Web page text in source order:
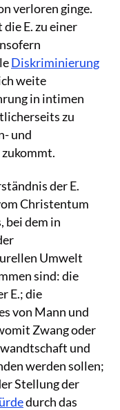
verloren ginge.
E. zu einer
Diskriminierung
weite
in intimen
zu
und
der E.
Christentum
bei dem in
Umwelt
sind: die
E.; die
von Mann und
Zwang oder
und
werden sollen;
Stellung der
durch das